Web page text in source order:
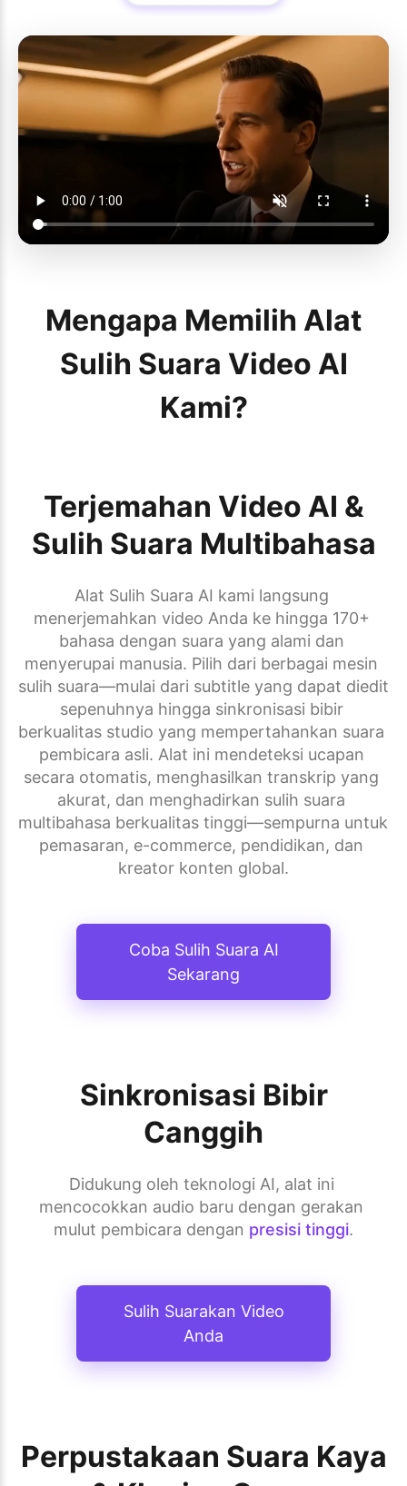
Mengapa Memilih Alat
Sulih Suara Video AI
Kami?
Terjemahan Video AI &
Sulih Suara Multibahasa
Alat Sulih Suara AI kami langsung
menerjemahkan video Anda ke hingga 170+
bahasa dengan suara yang alami dan
menyerupai manusia. Pilih dari berbagai mesin
sulih suara—mulai dari subtitle yang dapat diedit
sepenuhnya hingga sinkronisasi bibir
berkualitas studio yang mempertahankan suara
pembicara asli. Alat ini mendeteksi ucapan
secara otomatis, menghasilkan transkrip yang
akurat, dan menghadirkan sulih suara
multibahasa berkualitas tinggi—sempurna untuk
pemasaran, e-commerce, pendidikan, dan
kreator konten global.
Coba Sulih Suara AI
Sekarang
Sinkronisasi Bibir
Canggih
Didukung oleh teknologi AI, alat ini
mencocokkan audio baru dengan gerakan
mulut pembicara dengan presisi tinggi.
Sulih Suarakan Video
Anda
Perpustakaan Suara Kaya